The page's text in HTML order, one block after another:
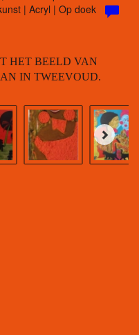
| Acryl | Op doek
HET BEELD VAN
IN TWEEVOUD.